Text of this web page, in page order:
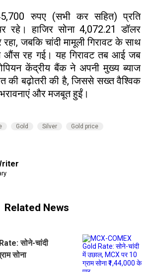
रुपए (सभी कर सहित) प्रति
रहे। हाजिर सोना 4,072.21 डॉलर
जबकि चांदी मामूली गिरावट के साथ
औंस रह गई। यह गिरावट तब आई जब
केंद्रीय बैंक ने अपनी मुख्य ब्याज
की बढ़ोतरी की है, जिससे सख्त वैश्विक
और मजबूत हुईं।
Gold Silver
Gold price
Related News
सोने-चांदी
सोना